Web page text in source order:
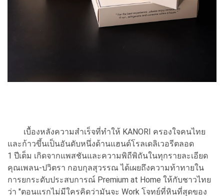
เบื้องหลังความสำเร็จที่ทำให้ KANORI ครองใจคนไทย
และก้าวขึ้นเป็นอันดับหนึ่งด้านแฮนด์โรลเดลิเวอรีตลอด
1 ปีเต็ม เกิดจากแพสชันและความพิถีพิถันในทุกรายละเอียด
คุณเพลน-ปวิตรา กอบกุลสุวรรณ ได้เผยถึงความท้าทายใน
การยกระดับประสบการณ์ Premium at Home ให้กับชาวไทย
ว่า "ตอนแรกไม่มีใครคิดว่ามันจะ Work โจทย์ที่หินที่สุดของ